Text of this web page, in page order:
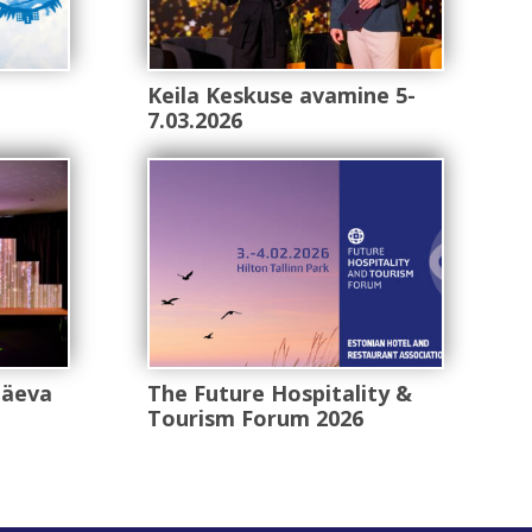
Keila Keskuse avamine 5-
7.03.2026
The Future Hospitality &
Tourism Forum 2026